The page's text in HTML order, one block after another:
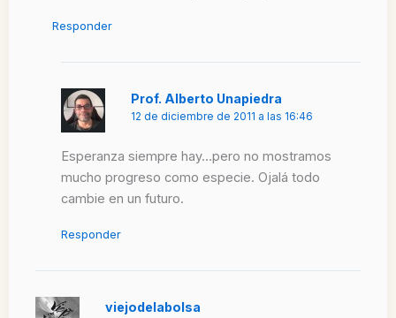
Responder
Prof. Alberto Unapiedra
12 de diciembre de 2011 a las 16:46
Esperanza siempre hay…pero no mostramos
mucho progreso como especie. Ojalá todo
cambie en un futuro.
Responder
viejodelabolsa